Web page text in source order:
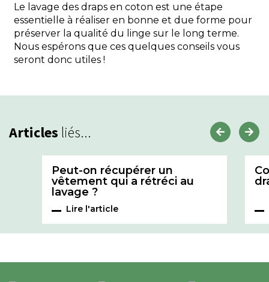
Le lavage des draps en coton est une étape
essentielle à réaliser en bonne et due forme pour
préserver la qualité du linge sur le long terme.
Nous espérons que ces quelques conseils vous
seront donc utiles !
Articles liés...
Peut-on récupérer un
vêtement qui a rétréci au
lavage ?
Lire l'article